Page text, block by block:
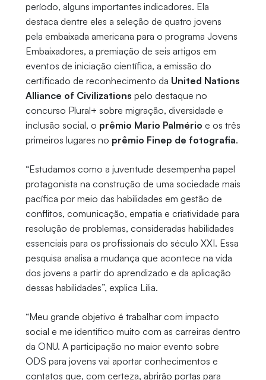
período, alguns importantes indicadores. Ela
destaca dentre eles a seleção de quatro jovens
pela embaixada americana para o programa Jovens
Embaixadores, a premiação de seis artigos em
eventos de iniciação científica, a emissão do
certificado de reconhecimento da United Nations
Alliance of Civilizations pelo destaque no
concurso Plural+ sobre migração, diversidade e
inclusão social, o prêmio Mario Palmério e os três
primeiros lugares no prêmio Finep de fotografia.
“Estudamos como a juventude desempenha papel
protagonista na construção de uma sociedade mais
pacífica por meio das habilidades em gestão de
conflitos, comunicação, empatia e criatividade para
resolução de problemas, consideradas habilidades
essenciais para os profissionais do século XXI. Essa
pesquisa analisa a mudança que acontece na vida
dos jovens a partir do aprendizado e da aplicação
dessas habilidades”, explica Lilia.
“Meu grande objetivo é trabalhar com impacto
social e me identifico muito com as carreiras dentro
da ONU. A participação no maior evento sobre
ODS para jovens vai aportar conhecimentos e
contatos que, com certeza, abrirão portas para